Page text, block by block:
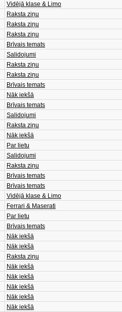
Vidējā klase & Limo
Raksta ziņu
Raksta ziņu
Raksta ziņu
Brīvais temats
Salidojumi
Raksta ziņu
Raksta ziņu
Brīvais temats
Nāk iekšā
Brīvais temats
Salidojumi
Raksta ziņu
Nāk iekšā
Par lietu
Salidojumi
Raksta ziņu
Brīvais temats
Brīvais temats
Vidējā klase & Limo
Ferrari & Maserati
Par lietu
Brīvais temats
Nāk iekšā
Nāk iekšā
Raksta ziņu
Nāk iekšā
Nāk iekšā
Nāk iekšā
Nāk iekšā
Nāk iekšā